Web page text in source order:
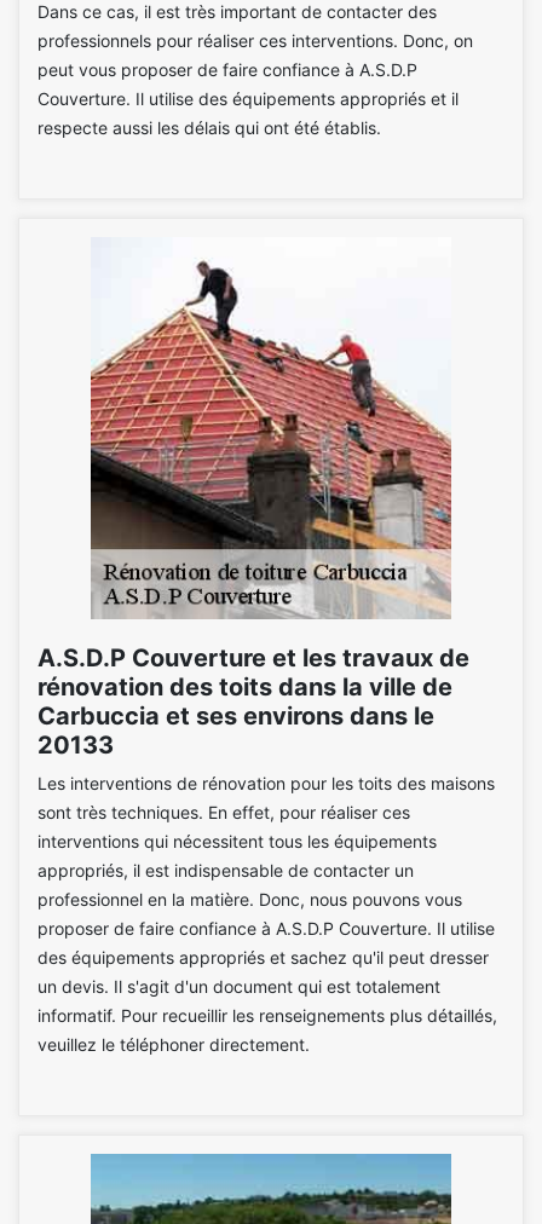
Dans ce cas, il est très important de contacter des
professionnels pour réaliser ces interventions. Donc, on
peut vous proposer de faire confiance à A.S.D.P
Couverture. Il utilise des équipements appropriés et il
respecte aussi les délais qui ont été établis.
A.S.D.P Couverture et les travaux de
rénovation des toits dans la ville de
Carbuccia et ses environs dans le
20133
Les interventions de rénovation pour les toits des maisons
sont très techniques. En effet, pour réaliser ces
interventions qui nécessitent tous les équipements
appropriés, il est indispensable de contacter un
professionnel en la matière. Donc, nous pouvons vous
proposer de faire confiance à A.S.D.P Couverture. Il utilise
des équipements appropriés et sachez qu'il peut dresser
un devis. Il s'agit d'un document qui est totalement
informatif. Pour recueillir les renseignements plus détaillés,
veuillez le téléphoner directement.